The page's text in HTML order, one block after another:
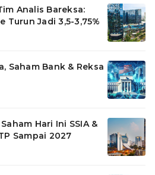
Analis Bareksa:
Turun Jadi 3,5-3,75%
Saham Bank & Reksa
Hari Ini SSIA &
Sampai 2027